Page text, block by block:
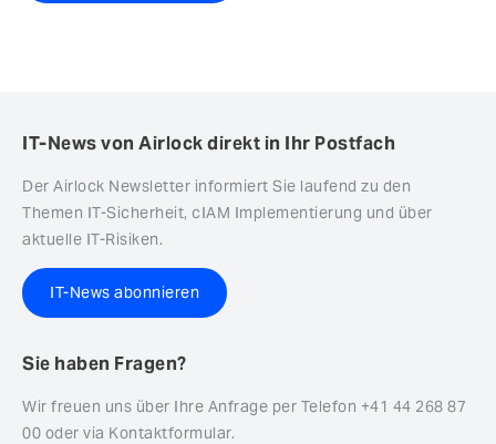
IT-News von Airlock direkt in Ihr Postfach
Der Airlock Newsletter informiert Sie laufend zu den
Themen IT-Sicherheit, cIAM Implementierung und über
aktuelle IT-Risiken.
IT-News abonnieren
Sie haben Fragen?
Wir freuen uns über Ihre Anfrage per Telefon +41 44 268 87
00 oder via Kontaktformular.